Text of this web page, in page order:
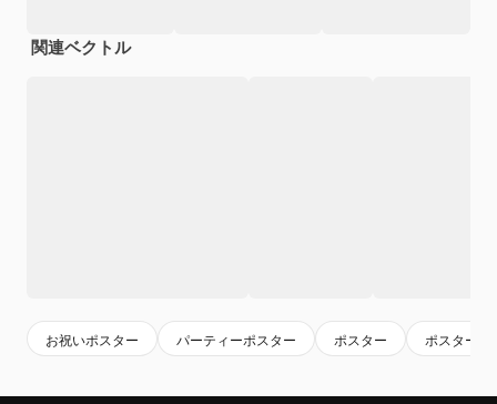
関連ベクトル
お祝いポスター パーティーポスター ポスター ポスターテ